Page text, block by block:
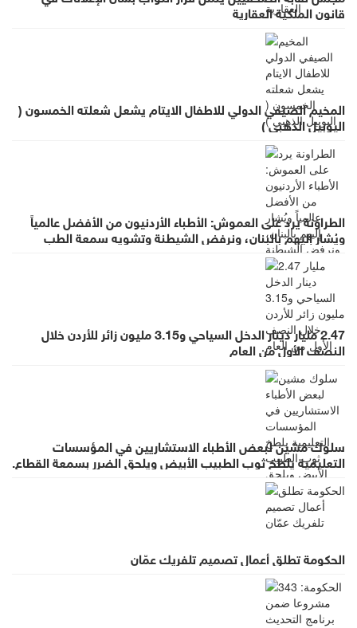
قانون الملكية العقارية
المخيم الصيفي الدولي للاطفال الايتام يشعل شعلته الخمسون (
اليوبيل الذهبي )
الطراونة يرد على العموش: الأطباء الأردنيون من الأفضل عالمياً
ويُشار إليهم بالبنان، ونرفض الشيطنة وتشويه سمعة الطب
بالعموميات
2.47 مليار دينار الدخل السياحي و3.15 مليون زائر للأردن خلال
النصف الأول من العام
سلوك مشين لبعض الأطباء الاستشاريين في المؤسسات
التعليمية يلطخ ثوب الطبيب الأبيض ويلحق الضرر بسمعة القطاع.
الحكومة تطلق أعمال تصميم تلفريك عمّان